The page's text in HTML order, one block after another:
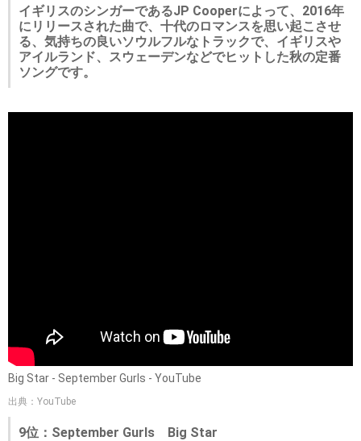
イギリスのシンガーであるJP Cooperによって、2016年
にリリースされた曲で、十代のロマンスを思い起こさせ
る、気持ちの良いソウルフルなトラックで、イギリスや
アイルランド、スウェーデンなどでヒットした秋の定番
ソングです。
Big Star - September Gurls - YouTube
出典：YouTube
9位：September Gurls Big Star